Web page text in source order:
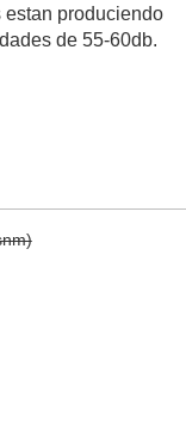
estan produciendo
de 55-60db.